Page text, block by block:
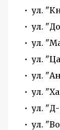
• ул.
• ул.
• ул.
• ул.
• ул.
• ул.
• ул.
• ул.